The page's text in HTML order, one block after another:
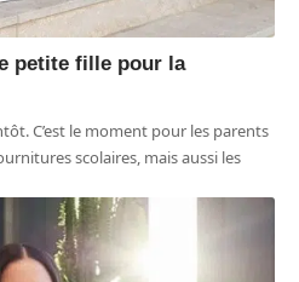
petite fille pour la
C’est le moment pour les parents
scolaires, mais aussi les